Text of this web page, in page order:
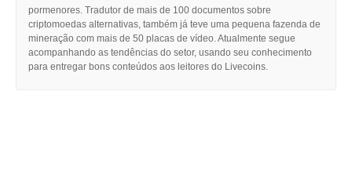
pormenores. Tradutor de mais de 100 documentos sobre
criptomoedas alternativas, também já teve uma pequena fazenda de
mineração com mais de 50 placas de vídeo. Atualmente segue
acompanhando as tendências do setor, usando seu conhecimento
para entregar bons conteúdos aos leitores do Livecoins.